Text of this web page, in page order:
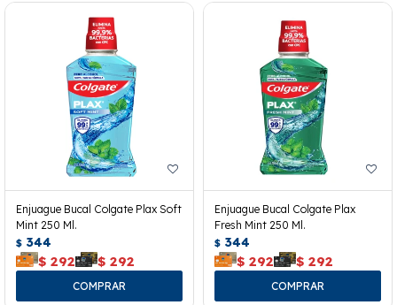
Enjuague Bucal Colgate Plax Soft
Mint 250 Ml.
$ 344
$ 292 $ 292
Enjuague Bucal Colgate Plax
Fresh Mint 250 Ml.
$ 344
$ 292 $ 292